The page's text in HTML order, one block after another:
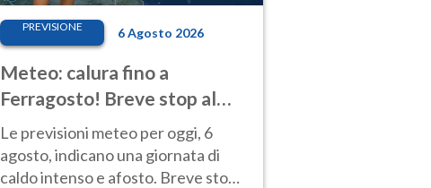
PREVISIONE 6 Agosto 2026
Meteo: calura fino a
Ferragosto! Breve stop al
Nord tra 7 e 9 agosto
Le previsioni meteo per oggi, 6
agosto, indicano una giornata di
caldo intenso e afosto. Breve stop